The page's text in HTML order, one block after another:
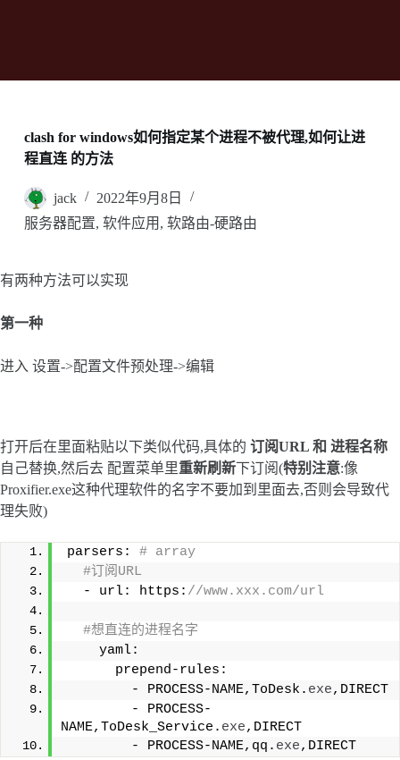
clash for windows如何指定某个进程不被代理,如何让进
程直连 的方法
jack
2022年9月8日
服务器配置, 软件应用 , 软路由-硬路由
有两种方法可以实现
第一种
进入 设置->配置文件预处理->编辑
打开后在里面粘贴以下类似代码,具体的 订阅URL 和 进程名称
自己替换,然后去 配置菜单里重新刷新下订阅(特别注意:像
Proxifier.exe这种代理软件的名字不要加到里面去,否则会导致代
理失败)
parsers: # array
#订阅URL
  - url: https:
//www.xxx.com/url
#想直连的进程名字
    yaml:
      prepend-rules:
        - PROCESS-NAME,ToDesk.
exe,DIRECT
        - PROCESS-
NAME,ToDesk_Service. exe,DIRECT
        - PROCESS-NAME,qq.
exe,DIRECT